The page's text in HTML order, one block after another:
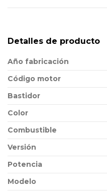
Detalles de producto
Año fabricación
Código motor
Bastidor
Color
Combustible
Versión
Potencia
Modelo